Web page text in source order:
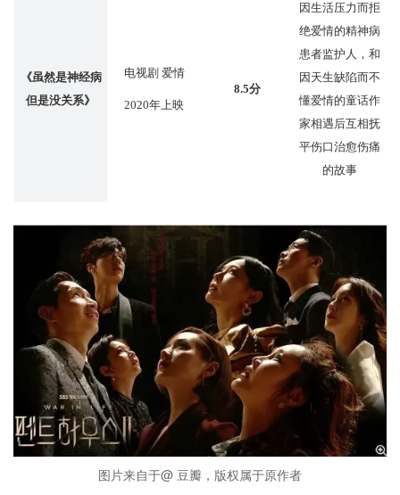
《虽然是神经病
但是没关系》
电视剧 爱情
2020年上映
8.5分
因生活压力而拒
绝爱情的精神病
患者监护人，和
因天生缺陷而不
懂爱情的童话作
家相遇后互相抚
平伤口治愈伤痛
的故事
图片来自于@ 豆瓣，版权属于原作者